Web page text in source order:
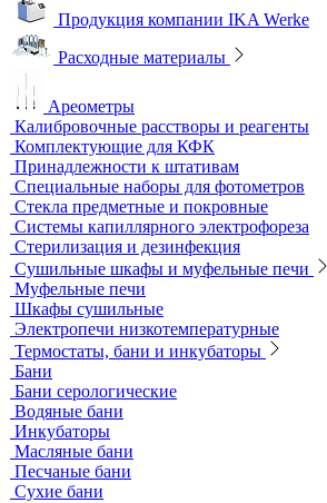
Аналитичесике фильтры
Аспираторы
Сорбционные трубки
Оборудование для перемешивания
Общелабораторное оборудование
Продукция компании IKA Werke
Расходные материалы
Ареометры
Калибровочные расстворы и реагенты
Комплектующие для КФК
Принадлежности к штативам
Специальные наборы для фотометров
Стекла предметные и покровные
Системы капиллярного электрофореза
Стерилизация и дезинфекция